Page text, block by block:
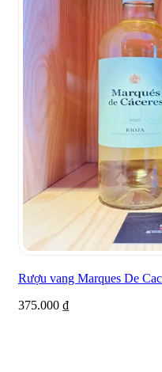
Rượu vang Marques De
375.000 ₫